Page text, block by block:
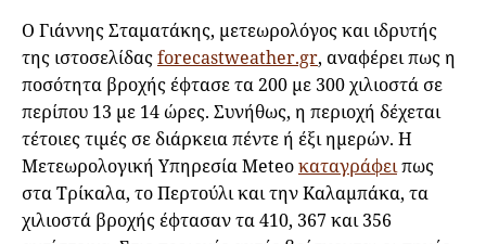
Ο Γιάννης Σταματάκης, μετεωρολόγος και ιδρυτής
της ιστοσελίδαςforecastweather.gr, αναφέρει πως η
ποσότητα βροχής έφτασε τα 200 με 300 χιλιοστά σε
περίπου 13 με 14 ώρες. Συνήθως, η περιοχή δέχεται
τέτοιες τιμές σε διάρκεια πέντε ή έξι ημερών. Η
Μετεωρολογική Υπηρεσία Meteoκαταγράφειπως
στα Τρίκαλα, το Περτούλι και την Καλαμπάκα, τα
χιλιοστά βροχής έφτασαν τα 410, 367 και 356